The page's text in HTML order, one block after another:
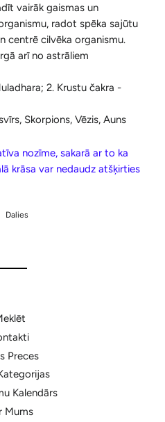
vairāk gaismas un
radot spēka sajūtu
centrē cilvēka organismu.
arī no astrāliem
2. Krustu čakra -
Skorpions, Vēzis, Auns
nozīme, sakarā ar to ka
krāsa var nedaudz atšķirties
Dalies
Preces
Kalendārs
Mums